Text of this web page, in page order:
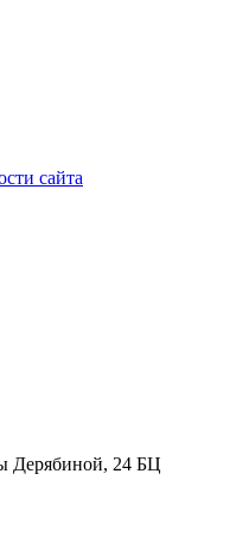
сайта
Дерябиной, 24 БЦ